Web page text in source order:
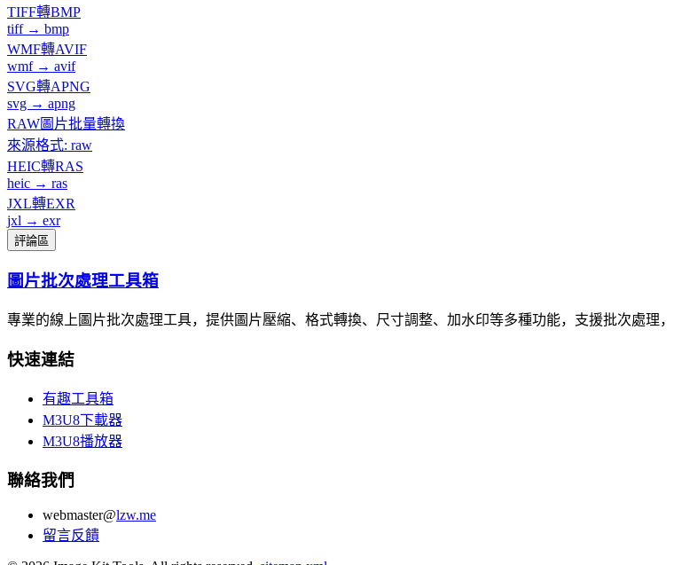
TIFF轉BMP
tiff → bmp
WMF轉AVIF
wmf → avif
SVG轉APNG
svg → apng
RAW圖片批量轉換
來源格式: raw
HEIC轉RAS
heic → ras
JXL轉EXR
jxl → exr
評論區
圖片批次處理工具箱
專業的線上圖片批次處理工具，提供圖片壓縮、格式轉換、尺寸調整、加水印等多種功能，支援批次處理
快速連結
有趣工具箱
M3U8下載器
M3U8播放器
聯絡我們
webmaster@lzw.me
留言反饋